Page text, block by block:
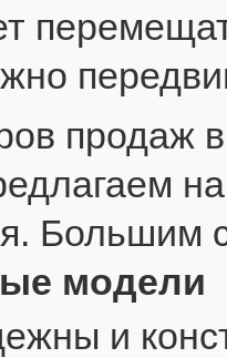
продаж
Большим
модели
и